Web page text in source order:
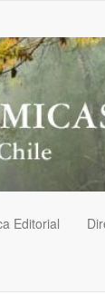
Editorial